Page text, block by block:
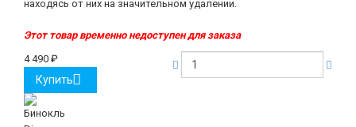
находясь от них на значительном удалении.
Этот товар временно недоступен для заказа
4 490 ₽
Купить